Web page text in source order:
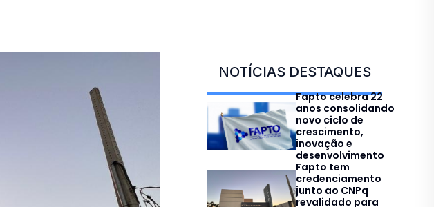
NOTÍCIAS DESTAQUES
Fapto celebra 22
anos consolidando
novo ciclo de
crescimento,
inovação e
desenvolvimento
Fapto tem
credenciamento
junto ao CNPq
revalidado para